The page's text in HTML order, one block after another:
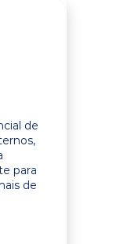
de
para
de